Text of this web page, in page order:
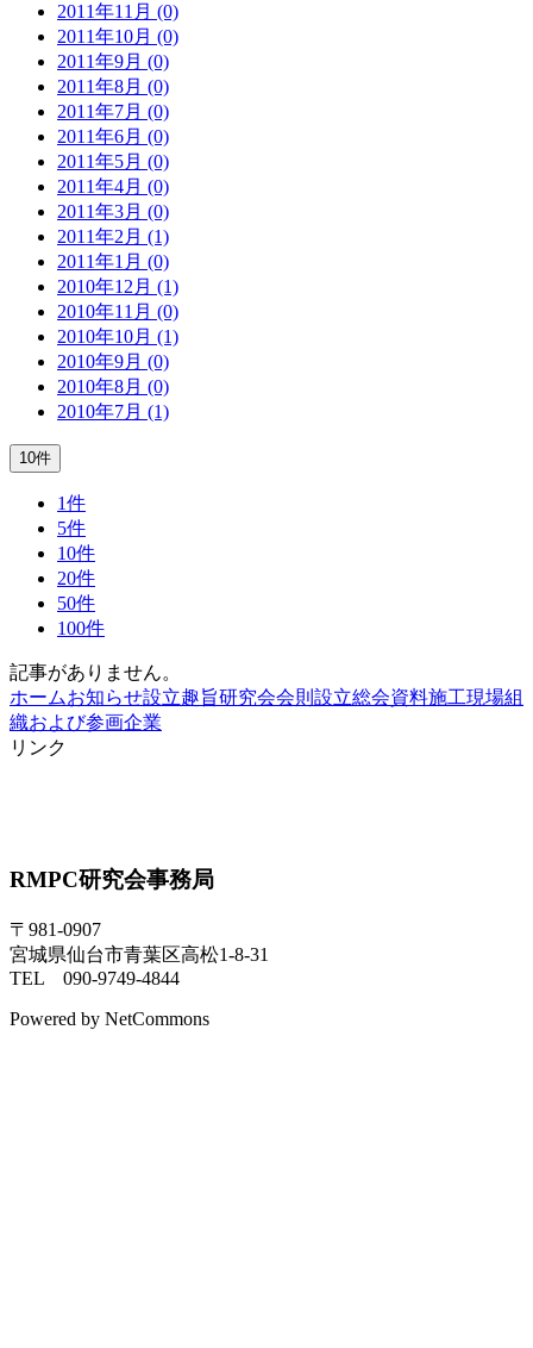
2011年11月 (0)
2011年10月 (0)
2011年9月 (0)
2011年8月 (0)
2011年7月 (0)
2011年6月 (0)
2011年5月 (0)
2011年4月 (0)
2011年3月 (0)
2011年2月 (1)
2011年1月 (0)
2010年12月 (1)
2010年11月 (0)
2010年10月 (1)
2010年9月 (0)
2010年8月 (0)
2010年7月 (1)
10件
1件
5件
10件
20件
50件
100件
記事がありません。
ホームお知らせ設立趣旨研究会会則 設立総会資料施工現場組
織および参画企業
リンク
RMPC研究会事務局
〒981-0907
宮城県仙台市青葉区高松1-8-31
TEL 090-9749-4844
Powered by NetCommons